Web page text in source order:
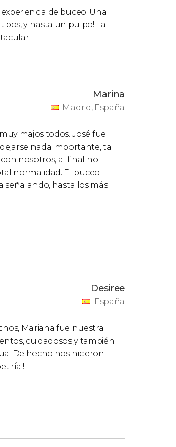
de buceo! Una
y hasta un pulpo! La
Marina
Madrid, España
majos todos. José fue
nada importante, tal
nosotros, al final no
normalidad. El buceo
señalando, hasta los más
Desiree
España
Mariana fue nuestra
cuidadosos y también
De hecho nos hicieron